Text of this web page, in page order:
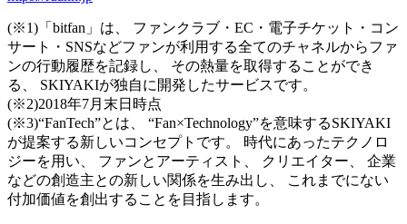
(※1)「bitfan」は、 ファンクラブ・EC・電子チケット・コン
サート・SNSなどファンが利用する全てのチャネルからファ
ンの行動履歴を記録し、 その熱量を取得することができ
る、 SKIYAKIが独自に開発したサービスです。
(※2)2018年7月末日時点
(※3)“FanTech”とは、 “Fan×Technology”を意味するSKIYAKI
が提案する新しいコンセプトです。 時代にあったテクノロ
ジーを用い、 ファンとアーティスト、 クリエイター、 企業
などの創造主との新しい関係を生み出し、 これまでにない
付加価値を創出することを目指します。